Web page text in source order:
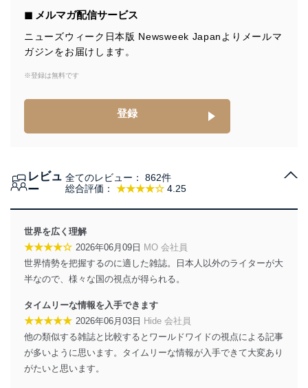
個人情報の取得・利用・提供について
当社は、個人情報の取得・利用・提供に際して、その利
用目的を明確にし、本人の同意を得たうえで利用目的の
達成に必要な範囲内で適法かつ公正な手段によって取
得・利用・提供を行います。また、当社が保有している
供・開示は行いません。当社においてはこれらの取り組
みを確実にするため、従業者等の教育を徹底してまいり
ます。また、目的外利用を行わないために、適切な管理
当社は、個人情報に関連する法令、国が定める指針及び
す。
個人情報の安全管理措置
当社は、個人情報の正確性及び安全性を確保するため
施し、個人情報の漏えい、滅失またはき損の防止及び是
正に努めます。
アクセス制御
個人データを取り扱うことのできる機器及び当該
機器を取り扱う従業者を明確化し、 個人データへ
の不要なアクセスを防止しています。
◼︎ メルマガ配信サービス
ニューズウィーク日本版 Newsweek Japanよりメールマ
ガジンをお届けします。
※登録は無料です
登録
レビュ
ー
総合評価： ★★★★☆ 4.25
全てのレビュー： 862件
世界を広く理解
★★★★☆ 2026年06月09日 MO 会社員
世界情勢を把握するのに適した雑誌。日本人以外のライターが大
半なので、様々な国の視点が得られる。
タイムリーな情報を入手できます
★★★★★ 2026年06月03日 Hide 会社員
他の類似する雑誌と比較するとワールドワイドの視点による記事
が多いように思います。タイムリーな情報が入手できて大変あり
がたいと思います。